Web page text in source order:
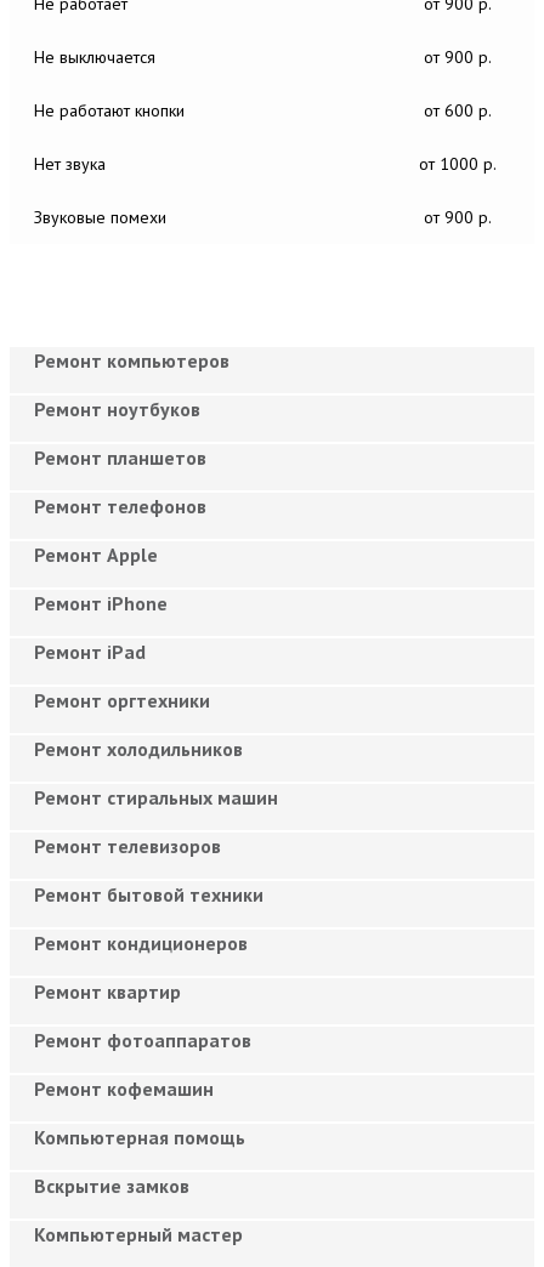
Не выключается от 900 р.
Не работают кнопки от 600 р.
Нет звука от 1000 р.
Звуковые помехи от 900 р.
Ремонт компьютеров
Ремонт ноутбуков
Ремонт планшетов
Ремонт телефонов
Ремонт Apple
Ремонт iPhone
Ремонт iPad
Ремонт оргтехники
Ремонт холодильников
Ремонт стиральных машин
Ремонт телевизоров
Ремонт бытовой техники
Ремонт кондиционеров
Ремонт квартир
Ремонт фотоаппаратов
Ремонт кофемашин
Компьютерная помощь
Вскрытие замков
Компьютерный мастер